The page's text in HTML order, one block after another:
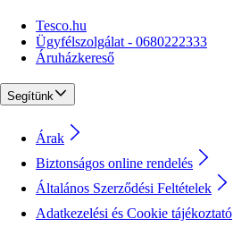
Tesco.hu
Ügyfélszolgálat - 0680222333
Áruházkereső
Segítünk
Árak
Biztonságos online rendelés
Általános Szerződési Feltételek
Adatkezelési és Cookie tájékoztató